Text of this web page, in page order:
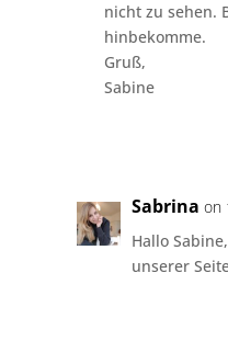
nicht zu sehen.
hinbekomme.
Gruß,
Sabine
Sabrina on
Hallo
unserer